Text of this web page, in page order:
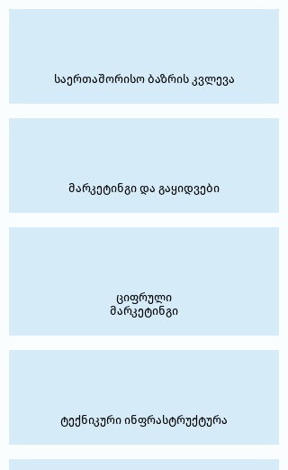
საერთაშორისო ბაზრის კვლევა
მარკეტინგი და გაყიდვები
ციფრული
მარკეტინგი
ტექნიკური ინფრასტრუქტურა